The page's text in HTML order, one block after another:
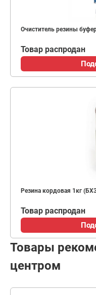
Очиститель резины
Товар распродан
Резина кордовая 1кг
Товар распродан
Товары
центром